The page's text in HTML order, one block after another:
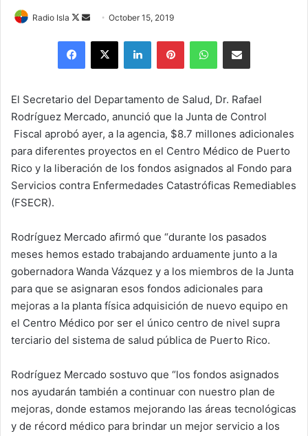
Radio Isla
Follow
Send
email
October 15, 2019
Facebook
X LinkedInPinterestWhatsAppShare via Email
El Secretario del Departamento de Salud, Dr. Rafael
Rodríguez Mercado, anunció que la Junta de Control
Fiscal aprobó ayer, a la agencia, $8.7 millones adicionales
para diferentes proyectos en el Centro Médico de Puerto
Rico y la liberación de los fondos asignados al Fondo para
Servicios contra Enfermedades Catastróficas Remediables
(FSECR).
Rodríguez Mercado afirmó que “durante los pasados
meses hemos estado trabajando arduamente junto a la
gobernadora Wanda Vázquez y a los miembros de la Junta
para que se asignaran esos fondos adicionales para
mejoras a la planta física adquisición de nuevo equipo en
el Centro Médico por ser el único centro de nivel supra
terciario del sistema de salud pública de Puerto Rico.
Rodríguez Mercado sostuvo que “los fondos asignados
nos ayudarán también a continuar con nuestro plan de
mejoras, donde estamos mejorando las áreas tecnológicas
y de récord médico para brindar un mejor servicio a los